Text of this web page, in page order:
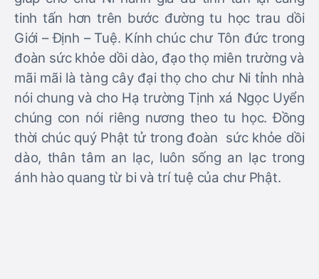
tinh tấn hơn trên bước đường tu học trau dồi
Giới – Định – Tuệ. Kính chúc chư Tôn đức trong
đoàn sức khỏe dồi dào, đạo thọ miên trường và
mãi mãi là tàng cây đại thọ cho chư Ni tỉnh nhà
nói chung và cho Hạ trường Tịnh xá Ngọc Uyển
chúng con nói riêng nương theo tu học. Đồng
thời chúc quý Phật tử trong đoàn sức khỏe dồi
dào, thân tâm an lạc, luôn sống an lạc trong
ánh hào quang từ bi và trí tuệ của chư Phật.